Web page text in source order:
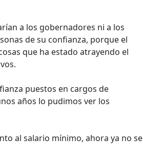
a los gobernadores ni a los
de su confianza, porque el
que ha estado atrayendo el
puestos en cargos de
años lo pudimos ver los
al salario mínimo, ahora ya no se